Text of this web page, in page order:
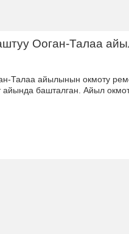
Ооган-Талаа
Талаа айылынын окмоту
башталган. Айыл